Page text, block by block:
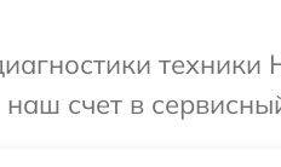
техники
счет в